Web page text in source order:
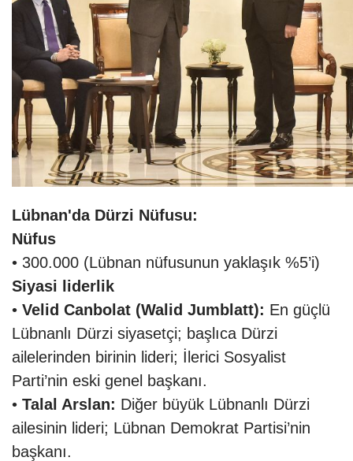
Lübnan'da Dürzi Nüfusu:
Nüfus
• 300.000 (Lübnan nüfusunun yaklaşık %5’i)
Siyasi liderlik
• Velid Canbolat (Walid Jumblatt): En güçlü
Lübnanlı Dürzi siyasetçi; başlıca Dürzi
ailelerinden birinin lideri; İlerici Sosyalist
Parti’nin eski genel başkanı.
• Talal Arslan: Diğer büyük Lübnanlı Dürzi
ailesinin lideri; Lübnan Demokrat Partisi’nin
başkanı.